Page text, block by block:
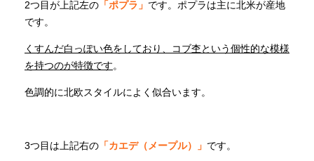
2つ目が上記左の 「ポプラ」 です。ポプラは主に北米が産地
です。
くすんだ白っぽい色をしており、コブ杢という個性的な模様
を持つのが特徴です。
色調的に北欧スタイルによく似合います。
3つ目は上記右の 「カエデ（メープル）」 です。